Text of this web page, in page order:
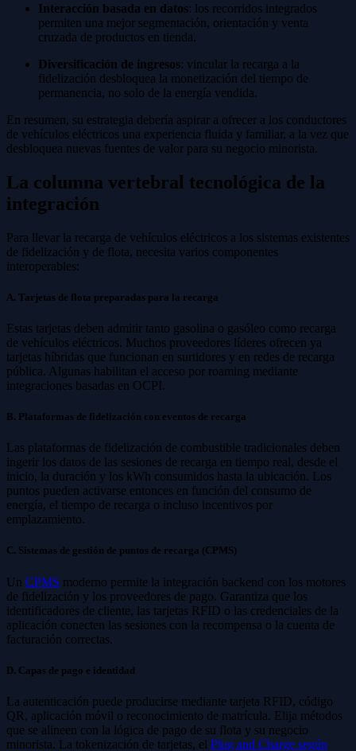
Interacción basada en datos: los recorridos integrados
permiten una mejor segmentación, orientación y venta
cruzada de productos en tienda.
Diversificación de ingresos: vincular la recarga a la
fidelización desbloquea la monetización del tiempo de
permanencia, no solo de la energía vendida.
En resumen, su estrategia debería aspirar a ofrecer a los conductores
de vehículos eléctricos una experiencia fluida y familiar, a la vez que
desbloquea nuevas fuentes de valor para su negocio minorista.
La columna vertebral tecnológica de la
integración
Para llevar la recarga de vehículos eléctricos a los sistemas existentes
de fidelización y de flota, necesita varios componentes
interoperables:
A. Tarjetas de flota preparadas para la recarga
Estas tarjetas deben admitir tanto gasolina o gasóleo como recarga
de vehículos eléctricos. Muchos proveedores líderes ofrecen ya
tarjetas híbridas que funcionan en surtidores y en redes de recarga
pública. Algunas habilitan el acceso por roaming mediante
integraciones basadas en OCPI.
B. Plataformas de fidelización con eventos de recarga
Las plataformas de fidelización de combustible tradicionales deben
ingerir los datos de las sesiones de recarga en tiempo real, desde el
inicio, la duración y los kWh consumidos hasta la ubicación. Los
puntos pueden activarse entonces en función del consumo de
energía, el tiempo de recarga o incluso incentivos por
emplazamiento.
C. Sistemas de gestión de puntos de recarga (CPMS)
Un CPMS moderno permite la integración backend con los motores
de fidelización y los proveedores de pago. Garantiza que los
identificadores de cliente, las tarjetas RFID o las credenciales de la
aplicación conecten las sesiones con la recompensa o la cuenta de
facturación correctas.
D. Capas de pago e identidad
La autenticación puede producirse mediante tarjeta RFID, código
QR, aplicación móvil o reconocimiento de matrícula. Elija métodos
que se alineen con la lógica de pago de su flota y su negocio
minorista. La tokenización de tarjetas, el Plug and Charge según